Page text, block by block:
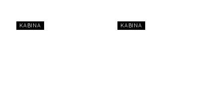
KABINA KABINA